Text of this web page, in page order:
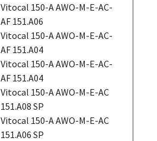
Vitocal 150-A AWO-M-E-AC-
AF 151.A06
Vitocal 150-A AWO-M-E-AC-
AF 151.A04
Vitocal 150-A AWO-M-E-AC-
AF 151.A04
Vitocal 150-A AWO-M-E-AC
151.A08 SP
Vitocal 150-A AWO-M-E-AC
151.A06 SP